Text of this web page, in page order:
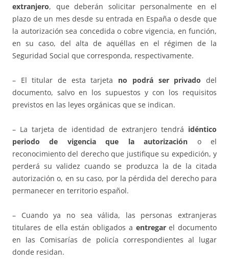
extranjero, que deberán solicitar personalmente en el
plazo de un mes desde su entrada en España o desde que
la autorización sea concedida o cobre vigencia, en función,
en su caso, del alta de aquéllas en el régimen de la
Seguridad Social que corresponda, respectivamente.
– El titular de esta tarjeta no podrá ser privado del
documento, salvo en los supuestos y con los requisitos
previstos en las leyes orgánicas que se indican.
– La tarjeta de identidad de extranjero tendrá idéntico
periodo de vigencia que la autorización o el
reconocimiento del derecho que justifique su expedición, y
perderá su validez cuando se produzca la de la citada
autorización o, en su caso, por la pérdida del derecho para
permanecer en territorio español.
– Cuando ya no sea válida, las personas extranjeras
titulares de ella están obligados a entregarel documento
en las Comisarías de policía correspondientes al lugar
donde residan.